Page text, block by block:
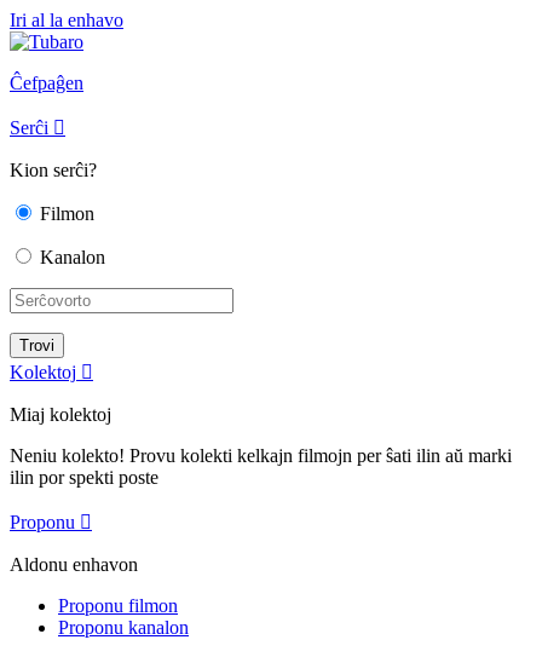
Iri al la enhavo
Ĉefpaĝen
Serĉi 
Kion serĉi?
Filmon
Kanalon
Kolektoj 
Miaj kolektoj
Neniu kolekto! Provu kolekti kelkajn filmojn per ŝati ilin aŭ marki
ilin por spekti poste
Proponu 
Aldonu enhavon
Proponu filmon
Proponu kanalon